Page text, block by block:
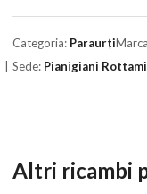
Categoria: Paraurti
Sede: Pianigiani
Altri ricambi